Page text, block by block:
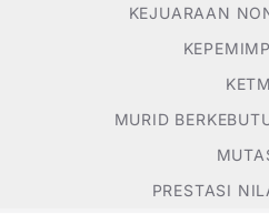
KEJUARAAN
KETM
MURID
PRESTASI